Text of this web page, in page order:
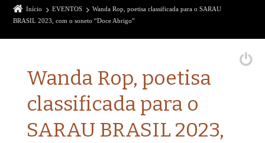
Início EVENTOS
Wanda Rop, poetisa classificada para o SARAU
BRASIL 2023, com o soneto “Doce Abrigo”
Wanda Rop, poetisa
classificada para o
SARAU BRASIL 2023,